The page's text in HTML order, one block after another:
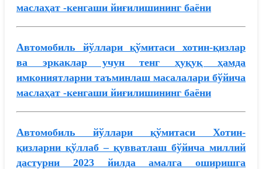
маслаҳат -кенгаши йиғилишининг баёни
Автомобиль йўллари қўмитаси хотин-қизлар
ва эркаклар учун тенг ҳуқуқ ҳамда
имкониятларни таъминлаш масалалари бўйича
маслаҳат -кенгаши йиғилишининг баёни
Автомобиль йўллари қўмитаси Хотин-
қизларни қўллаб – қувватлаш бўйича миллий
дастурни 2023 йилда амалга оширишга